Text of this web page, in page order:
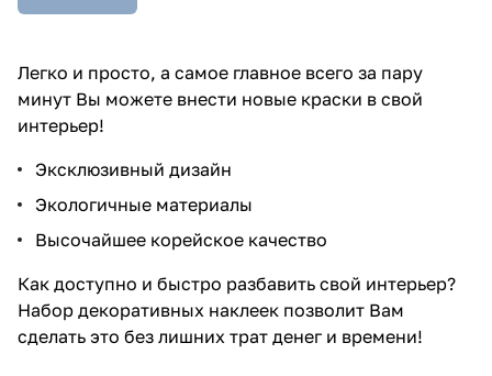
Легко и просто, а самое главное всего за пару
минут Вы можете внести новые краски в свой
интерьер!
Эксклюзивный дизайн
Экологичные материалы
Высочайшее корейское качество
Как доступно и быстро разбавить свой интерьер?
Набор декоративных наклеек позволит Вам
сделать это без лишних трат денег и времени!